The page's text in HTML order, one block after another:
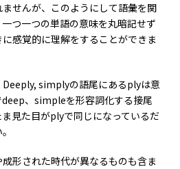
せんが、このようにして語彙を関
つ一つの単語の意味を丸暗記せず
感覚的に理解をすることができま
simplyの語尾にあるplyは意
、simpleを形容詞化する接尾
見た目がplyで同じになっているだ
形された時代が異なるものも含ま